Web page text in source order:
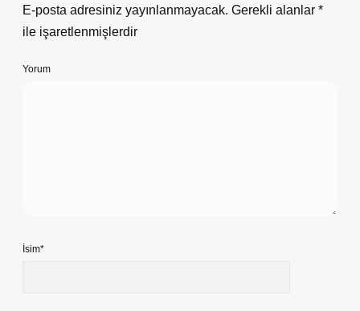
E-posta adresiniz yayınlanmayacak. Gerekli alanlar *
ile işaretlenmişlerdir
Yorum
İsim*